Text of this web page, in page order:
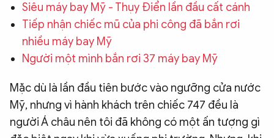
CÔNG NGHỆ
QUỐC TẾ
VĂN HÓA - THỂ THAO
BẠN ĐỌC & CAND
Siêu máy bay Mỹ - Thụy Điển lần đầu cất cánh
Tiếp nhận chiếc mũ của phi công đã bắn rơi
nhiều máy bay Mỹ
Người một mình bắn rơi 37 máy bay Mỹ
Mặc dù là lần đầu tiên bước vào ngưỡng cửa nước
Mỹ, nhưng vì hành khách trên chiếc 747 đều là
người Á châu nên tôi đã không có một ấn tượng gì